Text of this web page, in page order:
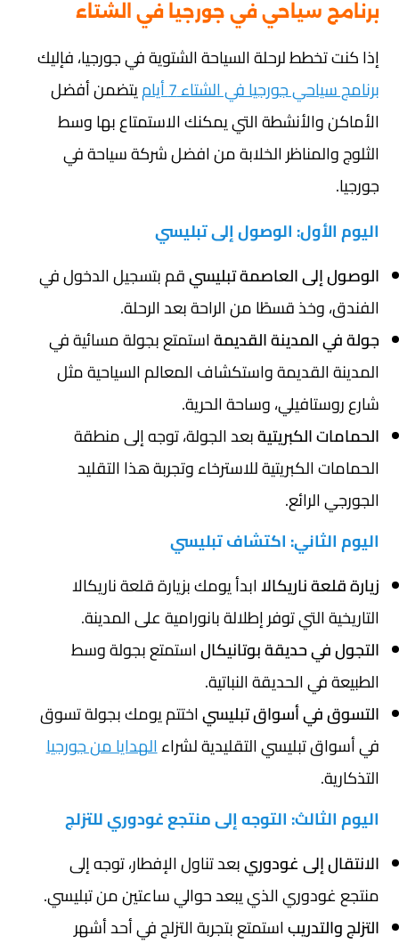
برنامج سياحي في جورجيا في الشتاء
إذا كنت تخطط لرحلة السياحة الشتوية في جورجيا، فإليك
برنامج سياحي جورجيا في الشتاء 7 أيام
يتضمن أفضل
الأماكن والأنشطة التي يمكنك الاستمتاع بها وسط
الثلوج والمناظر الخلابة من افضل شركة سياحة في
جورجيا.
اليوم الأول: الوصول إلى تبليسي
الوصول إلى العاصمة تبليسيقم بتسجيل الدخول في
الفندق، وخذ قسطًا من الراحة بعد الرحلة.
جولة في المدينة القديمةاستمتع بجولة مسائية في
المدينة القديمة واستكشاف المعالم السياحية مثل
شارع روستافيلي، وساحة الحرية.
الحمامات الكبريتيةبعد الجولة، توجه إلى منطقة
الحمامات الكبريتية للاسترخاء وتجربة هذا التقليد
الجورجي الرائع.
اليوم الثاني: اكتشاف تبليسي
زيارة قلعة ناريكالاابدأ يومك بزيارة قلعة ناريكالا
التاريخية التي توفر إطلالة بانورامية على المدينة.
التجول في حديقة بوتانيكالاستمتع بجولة وسط
الطبيعة في الحديقة النباتية.
التسوق في أسواق تبليسياختتم يومك بجولة تسوق
في أسواق تبليسي التقليدية لشراءالهدايا من جورجيا
التذكارية.
اليوم الثالث: التوجه إلى منتجع غودوري للتزلج
الانتقال إلى غودوريبعد تناول الإفطار، توجه إلى
منتجع غودوري الذي يبعد حوالي ساعتين من تبليسي.
التزلج والتدريباستمتع بتجربة التزلج في أحد أشهر